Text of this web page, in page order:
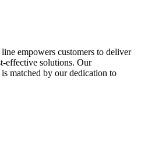
empowers customers to deliver
effective solutions. Our
matched by our dedication to